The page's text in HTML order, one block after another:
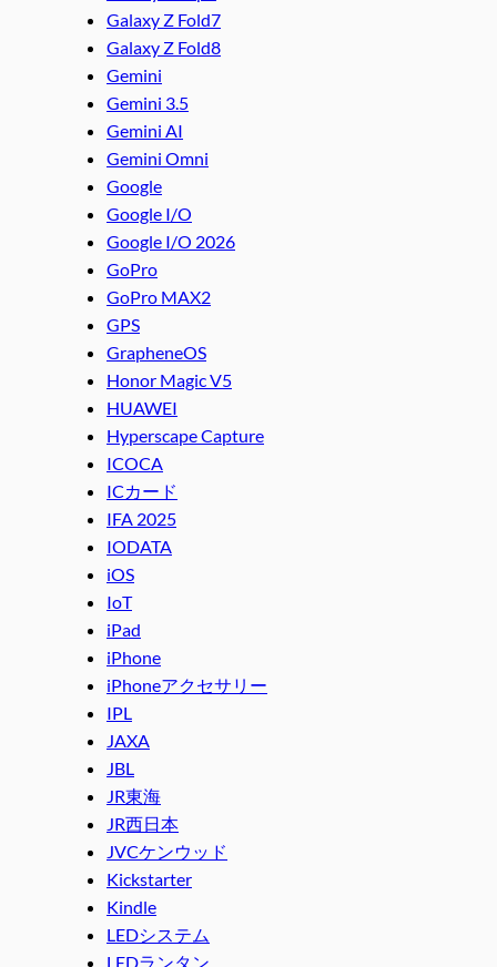
Galaxy Z Fold7
Galaxy Z Fold8
Gemini
Gemini 3.5
Gemini AI
Gemini Omni
Google
Google I/O
Google I/O 2026
GoPro
GoPro MAX2
GPS
GrapheneOS
Honor Magic V5
HUAWEI
Hyperscape Capture
ICOCA
ICカード
IFA 2025
IODATA
iOS
IoT
iPad
iPhone
iPhoneアクセサリー
IPL
JAXA
JBL
JR東海
JR西日本
JVCケンウッド
Kickstarter
Kindle
LEDシステム
LEDランタン